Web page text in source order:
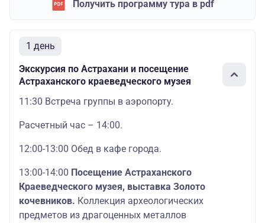
Получить программу тура в pdf
1 день
Экскурсия по Астрахани и посещение
Астраханского краеведческого музея
11:30 Встреча группы в аэропорту.
Расчетный час – 14:00.
12:00-13:00 Обед в кафе города.
13:00-14:00 Посещение Астраханского
Краеведческого музея, выставка Золото
кочевников. Коллекция археологических
предметов из драгоценных металлов